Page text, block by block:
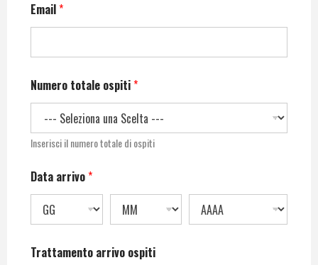
Email*
Numero totale ospiti*
Inserisci il numero totale di ospiti
Data arrivo*
Trattamento arrivo ospiti